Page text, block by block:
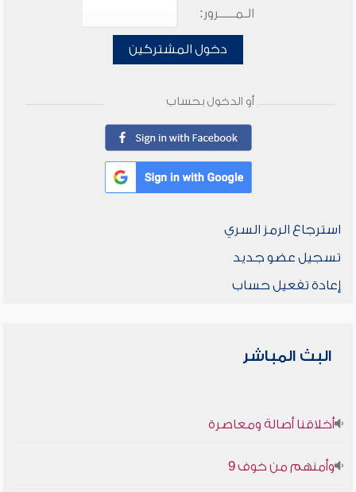
الـمـــــرور:
دخول المشتركين
أو الدخول بحساب
استرجاع الرمز السري
تسجيل عضو جديد
إعادة تفعيل حساب
البث المباشر
أخلاقنا أصالة ومعاصرة
وأمنهم من خوف 9